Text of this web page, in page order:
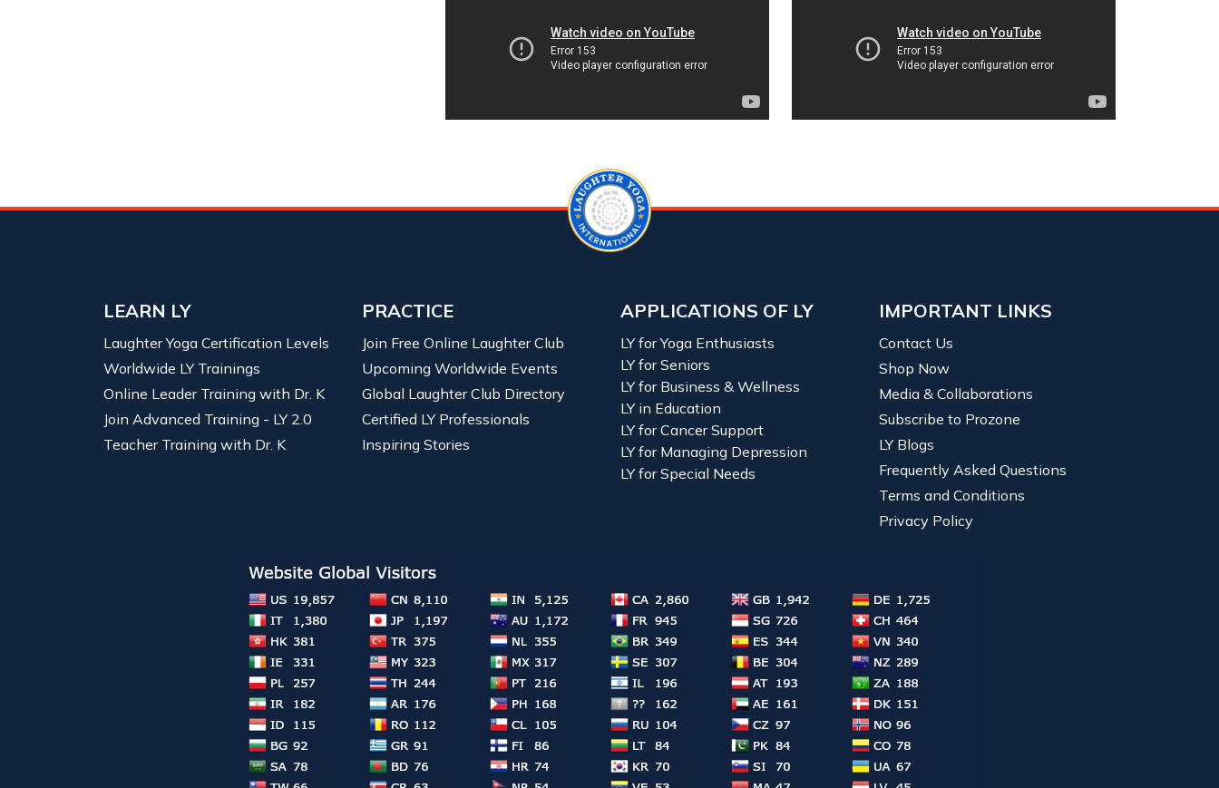
LEARN LY
Laughter Yoga Certification Levels
Worldwide LY Trainings
Online Leader Training with Dr. K
Join Advanced Training - LY 2.0
Teacher Training with Dr. K
PRACTICE
Join Free Online Laughter Club
Upcoming Worldwide Events
Global Laughter Club Directory
Certified LY Professionals
Inspiring Stories
APPLICATIONS OF LY
LY for Yoga Enthusiasts
LY for Seniors
LY for Business & Wellness
LY in Education
LY for Cancer Support
LY for Managing Depression
LY for Special Needs
IMPORTANT LINKS
Contact Us
Shop Now
Media & Collaborations
Subscribe to Prozone
LY Blogs
Frequently Asked Questions
Terms and Conditions
Privacy Policy